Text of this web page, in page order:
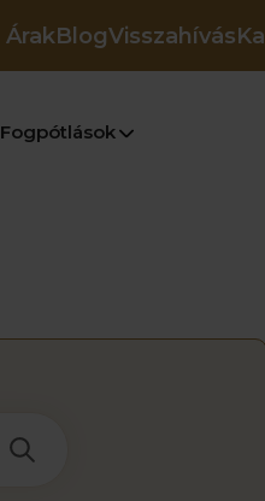
ÁrakBlogVisszahívás
Fogpótlások